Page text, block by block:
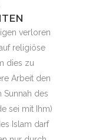
verloren
religiöse
dies zu
Arbeit den
des
sei mit Ihm)
Islam darf